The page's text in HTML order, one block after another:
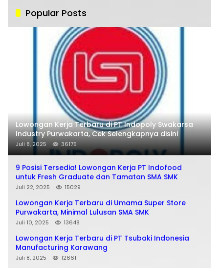
Popular Posts
Lowongan Kerja Terbaru di PT Indopoly Swakarsa
Industry Purwakarta, Cek Selengkapnya disini
Juli 8, 2025 36175
9 Posisi Tersedia! Lowongan Kerja PT Indofood
untuk Fresh Graduate dan Tamatan SMA SMK
Juli 22, 2025 15029
Lowongan Kerja Terbaru di Umama Super Store
Purwakarta, Minimal Lulusan SMA SMK
Juli 10, 2025 13648
Lowongan Kerja Terbaru di PT Tsubaki Indonesia
Manufacturing Karawang
Juli 8, 2025 12661